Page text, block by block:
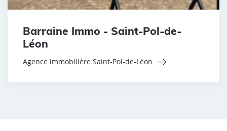
Barraine Immo - Saint-Pol-de-
Léon
Agence immobilière Saint-Pol-de-Léon